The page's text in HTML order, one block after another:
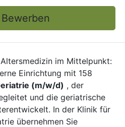
im Mittelpunkt:
Einrichtung mit 158
(m/w/d) , der
und die geriatrische
In der Klinik für
übernehmen Sie